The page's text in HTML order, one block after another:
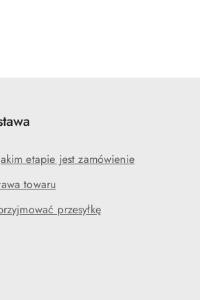
etapie jest zamówienie
towaru
przesyłkę